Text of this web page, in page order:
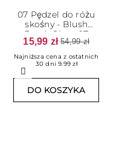
Poprzedni
07 Pędzel do różu
skośny - Blush
Brush Slant 07
15,99 zł 54,99 zł
Najniższa cena z ostatnich
30 dni 9.99 zł
DO KOSZYKA